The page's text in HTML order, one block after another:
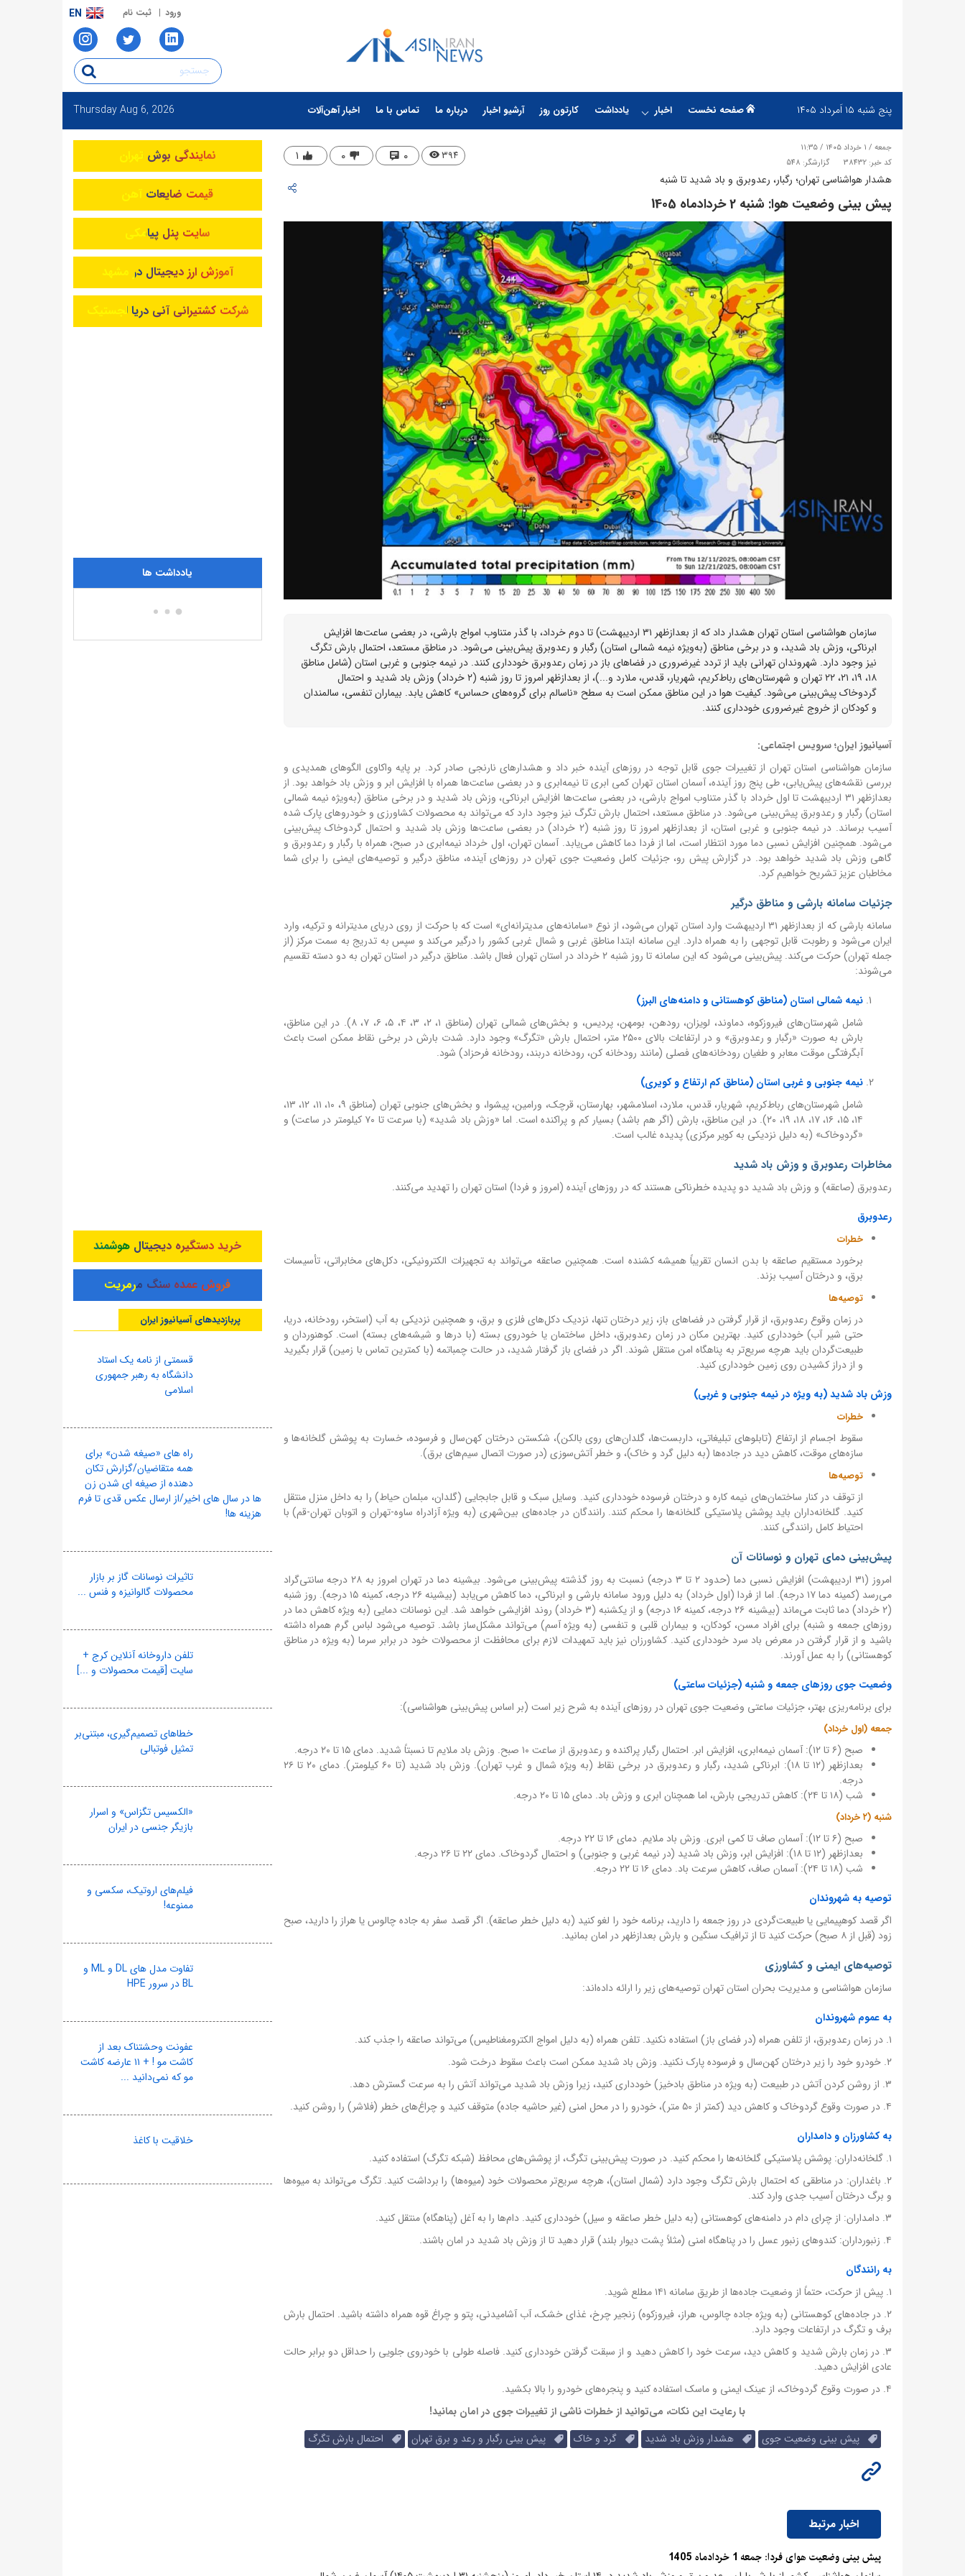
ورود ثبت نام EN
پنج شنبه ۱۵ اَمرداد ۱۴۰۵ صفحه نخست اخبار یادداشت کارتون روز آرشیو اخبار درباره ما تماس با ما اخبار آهن‌آلات ThursdayAug 6, 2026
جمعه / ۱ خرداد ۱۴۰۵ / ۱۱:۳۵
کد خبر: 38432
گزارشگر: 548 ۳۹۴ ۰ ۰ ۱
هشدار هواشناسی تهران؛ رگبار، رعدوبرق و باد شدید تا شنبه
پیش بینی وضعیت هوا: شنبه 2 خردادماه 1405
سازمان هواشناسی استان تهران هشدار داد که از بعدازظهر ۳۱ اردیبهشت) تا دوم خرداد، با گذر متناوب امواج بارشی، در بعضی ساعت‌ها افزایش
ابرناکی، وزش باد شدید، و در برخی مناطق (به‌ویژه نیمه شمالی استان) رگبار و رعدوبرق پیش‌بینی می‌شود. در مناطق مستعد، احتمال بارش تگرگ
نیز وجود دارد. شهروندان تهرانی باید از تردد غیرضروری در فضاهای باز در زمان رعدوبرق خودداری کنند. در نیمه جنوبی و غربی استان (شامل مناطق
۱۸، ۱۹، ۲۱، ۲۲ تهران و شهرستان‌های رباط‌کریم، شهریار، قدس، ملارد و...)، از بعدازظهر امروز تا روز شنبه (۲ خرداد) وزش باد شدید و احتمال
گردوخاک پیش‌بینی می‌شود. کیفیت هوا در این مناطق ممکن است به سطح «ناسالم برای گروه‌های حساس» کاهش یابد. بیماران تنفسی، سالمندان
و کودکان از خروج غیرضروری خودداری کنند.
آسیانیوز ایران؛ سرویس اجتماعی:
سازمان هواشناسی استان تهران از تغییرات جوی قابل توجه در روزهای آینده خبر داد و هشدارهای نارنجی صادر کرد. بر پایه واکاوی الگوهای همدیدی و
بررسی نقشه‌های پیش‌یابی، طی پنج روز آینده، آسمان استان تهران کمی ابری تا نیمه‌ابری و در بعضی ساعت‌ها همراه با افزایش ابر و وزش باد خواهد بود. از
بعدازظهر ۳۱ اردیبهشت تا اول خرداد با گذر متناوب امواج بارشی، در بعضی ساعت‌ها افزایش ابرناکی، وزش باد شدید و در برخی مناطق (به‌ویژه نیمه شمالی
استان) رگبار و رعدوبرق پیش‌بینی می‌شود. در مناطق مستعد، احتمال بارش تگرگ نیز وجود دارد که می‌تواند به محصولات کشاورزی و خودروهای پارک شده
آسیب برساند. در نیمه جنوبی و غربی استان، از بعدازظهر امروز تا روز شنبه (۲ خرداد) در بعضی ساعت‌ها وزش باد شدید و احتمال گردوخاک پیش‌بینی
می‌شود. همچنین افزایش نسبی دما مورد انتظار است، اما از فردا دما کاهش می‌یابد. آسمان تهران، اول خرداد نیمه‌ابری در صبح، همراه با رگبار و رعدوبرق و
گاهی وزش باد شدید خواهد بود. در گزارش پیش رو، جزئیات کامل وضعیت جوی تهران در روزهای آینده، مناطق درگیر و توصیه‌های ایمنی را برای شما
مخاطبان عزیز تشریح خواهیم کرد.
جزئیات سامانه بارشی و مناطق درگیر
سامانه بارشی که از بعدازظهر ۳۱ اردیبهشت وارد استان تهران می‌شود، از نوع «سامانه‌های مدیترانه‌ای» است که با حرکت از روی دریای مدیترانه و ترکیه، وارد
ایران می‌شود و رطوبت قابل توجهی را به همراه دارد. این سامانه ابتدا مناطق غربی و شمال غربی کشور را درگیر می‌کند و سپس به تدریج به سمت مرکز (از
جمله تهران) حرکت می‌کند. پیش‌بینی می‌شود که این سامانه تا روز شنبه ۲ خرداد در استان تهران فعال باشد. مناطق درگیر در استان تهران به دو دسته تقسیم
می‌شوند:
نیمه شمالی استان (مناطق کوهستانی و دامنه‌های البرز)
شامل شهرستان‌های فیروزکوه، دماوند، لویزان، رودهن، بومهن، پردیس، و بخش‌های شمالی تهران (مناطق ۱، ۲، ۳، ۴، ۵، ۶، ۷، ۸). در این مناطق،
بارش به صورت «رگبار و رعدوبرق» و در ارتفاعات بالای ۲۵۰۰ متر، احتمال بارش «تگرگ» وجود دارد. شدت بارش در برخی نقاط ممکن است باعث
آبگرفتگی موقت معابر و طغیان رودخانه‌های فصلی (مانند رودخانه کن، رودخانه دربند، رودخانه فرحزاد) شود.
نیمه جنوبی و غربی استان (مناطق کم ارتفاع و کویری)
شامل شهرستان‌های رباط‌کریم، شهریار، قدس، ملارد، اسلامشهر، بهارستان، قرچک، ورامین، پیشوا، و بخش‌های جنوبی تهران (مناطق ۹، ۱۰، ۱۱، ۱۲، ۱۳،
۱۴، ۱۵، ۱۶، ۱۷، ۱۸، ۱۹، ۲۰). در این مناطق، بارش (اگر هم باشد) بسیار کم و پراکنده است. اما «وزش باد شدید» (با سرعت تا ۷۰ کیلومتر در ساعت) و
«گردوخاک» (به دلیل نزدیکی به کویر مرکزی) پدیده غالب است.
مخاطرات رعدوبرق و وزش باد شدید
رعدوبرق (صاعقه) و وزش باد شدید دو پدیده خطرناکی هستند که در روزهای آینده (امروز و فردا) استان تهران را تهدید می‌کنند.
رعدوبرق
خطرات
برخورد مستقیم صاعقه با بدن انسان تقریباً همیشه کشنده است. همچنین صاعقه می‌تواند به تجهیزات الکترونیکی، دکل‌های مخابراتی، تأسیسات
برق، و درختان آسیب بزند.
توصیه‌ها
در زمان وقوع رعدوبرق، از قرار گرفتن در فضاهای باز، زیر درختان تنها، نزدیک دکل‌های فلزی و برق، و همچنین نزدیکی به آب (استخر، رودخانه، دریا،
حتی شیر آب) خودداری کنید. بهترین مکان در زمان رعدوبرق، داخل ساختمان یا خودروی بسته (با درها و شیشه‌های بسته) است. کوهنوردان و
طبیعت‌گردان باید هرچه سریع‌تر به پناهگاه امن منتقل شوند. اگر در فضای باز گرفتار شدید، در حالت چمباتمه (با کمترین تماس با زمین) قرار بگیرید
و از دراز کشیدن روی زمین خودداری کنید.
وزش باد شدید (به ویژه در نیمه جنوبی و غربی)
خطرات
سقوط اجسام از ارتفاع (تابلوهای تبلیغاتی، داربست‌ها، گلدان‌های روی بالکن)، شکستن درختان کهن‌سال و فرسوده، خسارت به پوشش گلخانه‌ها و
سازه‌های موقت، کاهش دید در جاده‌ها (به دلیل گرد و خاک)، و خطر آتش‌سوزی (در صورت اتصال سیم‌های برق).
توصیه‌ها
از توقف در کنار ساختمان‌های نیمه کاره و درختان فرسوده خودداری کنید. وسایل سبک و قابل جابجایی (گلدان، مبلمان حیاط) را به داخل منزل منتقل
کنید. گلخانه‌داران باید پوشش پلاستیکی گلخانه‌ها را محکم کنند. رانندگان در جاده‌های بین‌شهری (به ویژه آزادراه ساوه-تهران و اتوبان تهران-قم) با
احتیاط کامل رانندگی کنند.
پیش‌بینی دمای تهران و نوسانات آن
امروز (۳۱ اردیبهشت) افزایش نسبی دما (حدود ۲ تا ۳ درجه) نسبت به روز گذشته پیش‌بینی می‌شود. بیشینه دما در تهران امروز به ۲۸ درجه سانتی‌گراد
می‌رسد (کمینه دما ۱۷ درجه). اما از فردا (اول خرداد) به دلیل ورود سامانه بارشی و ابرناکی، دما کاهش می‌یابد (بیشینه ۲۶ درجه، کمینه ۱۵ درجه). روز شنبه
(۲ خرداد) دما ثابت می‌ماند (بیشینه ۲۶ درجه، کمینه ۱۶ درجه) و از یکشنبه (۳ خرداد) روند افزایشی خواهد شد. این نوسانات دمایی (به ویژه کاهش دما در
روزهای جمعه و شنبه) برای افراد مسن، کودکان، و بیماران قلبی و تنفسی (به ویژه آسم) می‌تواند مشکل‌ساز باشد. توصیه می‌شود لباس گرم همراه داشته
باشید و از قرار گرفتن در معرض باد سرد خودداری کنید. کشاورزان نیز باید تمهیدات لازم برای محافظت از محصولات خود در برابر سرما (به ویژه در مناطق
کوهستانی) را به عمل آورند.
وضعیت جوی روزهای جمعه و شنبه (جزئیات ساعتی)
برای برنامه‌ریزی بهتر، جزئیات ساعتی وضعیت جوی تهران در روزهای آینده به شرح زیر است (بر اساس پیش‌بینی هواشناسی):
جمعه (اول خرداد)
صبح (۶ تا ۱۲): آسمان نیمه‌ابری، افزایش ابر. احتمال رگبار پراکنده و رعدوبرق از ساعت ۱۰ صبح. وزش باد ملایم تا نسبتاً شدید. دمای ۱۵ تا ۲۰ درجه.
بعدازظهر (۱۲ تا ۱۸): ابرناکی شدید، رگبار و رعدوبرق در برخی نقاط (به ویژه شمال و غرب تهران). وزش باد شدید (تا ۶۰ کیلومتر). دمای ۲۰ تا ۲۶
درجه.
شب (۱۸ تا ۲۴): کاهش تدریجی بارش، اما همچنان ابری و وزش باد. دمای ۱۵ تا ۲۰ درجه.
شنبه (۲ خرداد)
صبح (۶ تا ۱۲): آسمان صاف تا کمی ابری. وزش باد ملایم. دمای ۱۶ تا ۲۲ درجه.
بعدازظهر (۱۲ تا ۱۸): افزایش ابر، وزش باد شدید (در نیمه غربی و جنوبی) و احتمال گردوخاک. دمای ۲۲ تا ۲۶ درجه.
شب (۱۸ تا ۲۴): آسمان صاف، کاهش سرعت باد. دمای ۱۶ تا ۲۲ درجه.
توصیه به شهروندان
اگر قصد کوهپیمایی یا طبیعت‌گردی در روز جمعه را دارید، برنامه خود را لغو کنید (به دلیل خطر صاعقه). اگر قصد سفر به جاده چالوس یا هراز را دارید، صبح
زود (قبل از ۸ صبح) حرکت کنید تا از ترافیک سنگین و بارش بعدازظهر در امان بمانید.
توصیه‌های ایمنی و کشاورزی
سازمان هواشناسی و مدیریت بحران استان تهران توصیه‌های زیر را ارائه داده‌اند:
به عموم شهروندان
۱. در زمان رعدوبرق، از تلفن همراه (در فضای باز) استفاده نکنید. تلفن همراه (به دلیل امواج الکترومغناطیس) می‌تواند صاعقه را جذب کند.
۲. خودرو خود را زیر درختان کهن‌سال و فرسوده پارک نکنید. وزش باد شدید ممکن است باعث سقوط درخت شود.
۳. از روشن کردن آتش در طبیعت (به ویژه در مناطق بادخیز) خودداری کنید، زیرا وزش باد شدید می‌تواند آتش را به سرعت گسترش دهد.
۴. در صورت وقوع گردوخاک و کاهش دید (کمتر از ۵۰ متر)، خودرو را در محل امنی (غیر حاشیه جاده) متوقف کنید و چراغ‌های خطر (فلاشر) را روشن کنید.
به کشاورزان و دامداران
۱. گلخانه‌داران: پوشش پلاستیکی گلخانه‌ها را محکم کنید. در صورت پیش‌بینی تگرگ، از پوشش‌های محافظ (شبکه تگرگ) استفاده کنید.
۲. باغداران: در مناطقی که احتمال بارش تگرگ وجود دارد (شمال استان)، هرچه سریع‌تر محصولات خود (میوه‌ها) را برداشت کنید. تگرگ می‌تواند به میوه‌ها
و برگ درختان آسیب جدی وارد کند.
۳. دامداران: از چرای دام در دامنه‌های کوهستانی (به دلیل خطر صاعقه و سیل) خودداری کنید. دام‌ها را به آغل (پناهگاه) منتقل کنید.
۴. زنبورداران: کندوهای زنبور عسل را در پناهگاه امنی (مثلاً پشت دیوار بلند) قرار دهید تا از وزش باد شدید در امان باشند.
به رانندگان
۱. پیش از حرکت، حتماً از وضعیت جاده‌ها از طریق سامانه ۱۴۱ مطلع شوید.
۲. در جاده‌های کوهستانی (به ویژه جاده چالوس، هراز، فیروزکوه) زنجیر چرخ، غذای خشک، آب آشامیدنی، پتو و چراغ قوه همراه داشته باشید. احتمال بارش
برف و تگرگ در ارتفاعات وجود دارد.
۳. در زمان بارش شدید و کاهش دید، سرعت خود را کاهش دهید و از سبقت گرفتن خودداری کنید. فاصله طولی با خودروی جلویی را حداقل دو برابر حالت
عادی افزایش دهید.
۴. در صورت وقوع گردوخاک، از عینک ایمنی و ماسک استفاده کنید و پنجره‌های خودرو را بالا بکشید.
با رعایت این نکات، می‌توانید از خطرات ناشی از تغییرات جوی در امان بمانید!
پیش بینی وضعیت جوی
هشدار وزش باد شدید گرد و خاک پیش بینی رگبار و رعد و برق تهران احتمال بارش تگرگ
اخبار مرتبط
پیش بینی وضعیت هوای فردا: جمعه 1 خردادماه 1405
نمایندگی بوش تهران
قیمت ضایعات آهن
سایت پنل پیامکی
آموزش ارز دیجیتال در مشهد
شرکت کشتیرانی آنی دریا لجستیک
یادداشت ها
خرید دستگیره دیجیتال هوشمند
فروش عمده سنگ مرمریت
پربازدیدهای آسیانیوز ایران
قسمتی از نامه یک استاد
دانشگاه به رهبر جمهوری
اسلامی
راه های «صیغه شدن» برای
همه متقاضیان/گزارش تکان
دهنده از صیغه ای شدن زن
ها در سال های اخیر/از ارسال عکس قدی تا فرم
هزینه ها!
تاثیرات نوسانات گاز بر بازار
محصولات گالوانیزه و فنس ...
تلفن داروخانه آنلاین کرج +
سایت [قیمت محصولات و ...]
خطاهای تصمیم‌گیری، مبتنی‌بر
تمثیل فوتبالی
«الکسیس تگزاس» و اسرار
بازیگر جنسی در ایران
فیلم‌های اروتیک، سکسی و
ممنوعه!
تفاوت مدل های DL و ML و
BL در سرور HPE
عفونت وحشتناک بعد از
کاشت مو ! + ۱۱ عارضه کاشت
مو که نمی‌دانید ...
خلاقیت با کاغذ